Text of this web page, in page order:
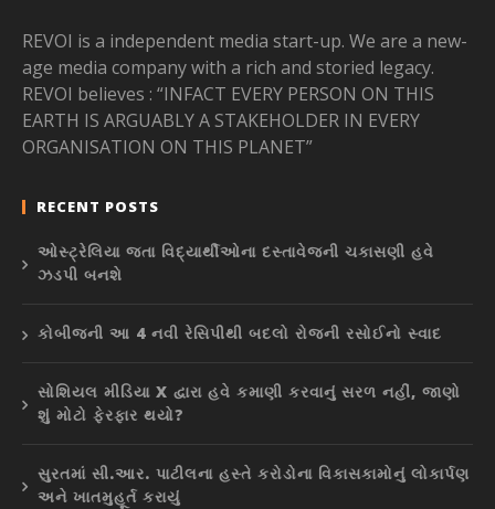
REVOI is a independent media start-up. We are a new-
age media company with a rich and storied legacy.
REVOI believes : “INFACT EVERY PERSON ON THIS
EARTH IS ARGUABLY A STAKEHOLDER IN EVERY
ORGANISATION ON THIS PLANET”
RECENT POSTS
ઓસ્ટ્રેલિયા જતા વિદ્યાર્થીઓના દસ્તાવેજની ચકાસણી હવે
ઝડપી બનશે
કોબીજની આ 4 નવી રેસિપીથી બદલો રોજની રસોઈનો સ્વાદ
સોશિયલ મીડિયા X દ્વારા હવે કમાણી કરવાનું સરળ નહીં, જાણો
શું મોટો ફેરફાર થયો?
સુરતમાં સી.આર. પાટીલના હસ્તે કરોડોના વિકાસકામોનું લોકાર્પણ
અને ખાતમુહૂર્ત કરાયું